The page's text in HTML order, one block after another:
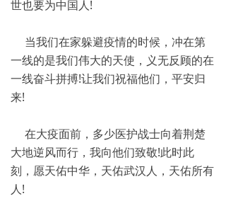
世也要为中国人!
当我们在家躲避疫情的时候，冲在第
一线的是我们伟大的天使，义无反顾的在
一线奋斗拼搏!让我们祝福他们，平安归
来!
在大疫面前，多少医护战士向着荆楚
大地逆风而行，我向他们致敬!此时此
刻，愿天佑中华，天佑武汉人，天佑所有
人!